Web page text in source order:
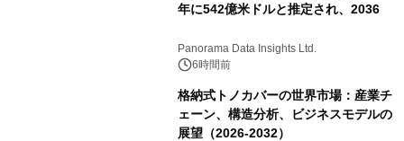
年に542億米ドルと推定され、2036
Panorama Data Insights Ltd.
6時間前
格納式トノカバーの世界市場：産業チ
ェーン、構造分析、ビジネスモデルの
展望（2026-2032）